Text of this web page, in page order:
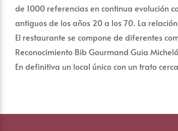
de 1000 referencias en continua evolución
antiguos de los años 20 a los 70. La
El restaurante se compone de diferentes
Reconocimiento Bib Gourmand Guia
En definitiva un local único con un trato